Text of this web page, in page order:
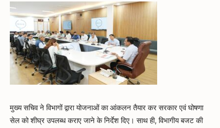
मुख्य सचिव ने विभागों द्वारा योजनाओं का आंकलन तैयार कर सरकार एवं घोषणा
सेल को शीघ्र उपलब्ध कराए जाने के निर्देश दिए। साथ ही, विभागीय बजट की